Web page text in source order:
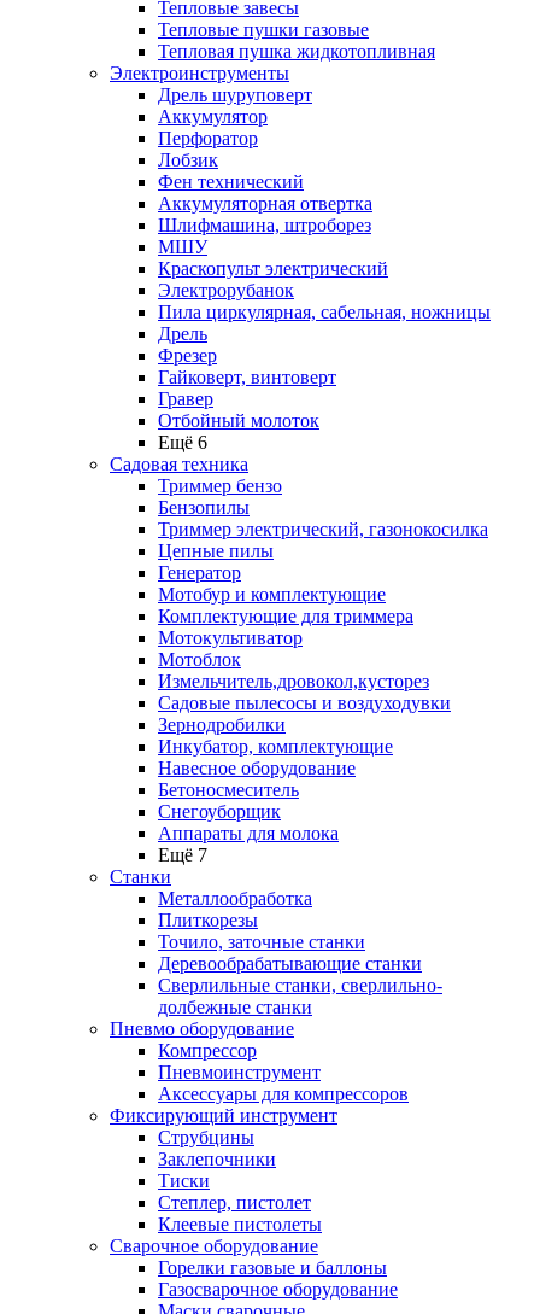
Тепловые завесы
Тепловые пушки газовые
Тепловая пушка жидкотопливная
Электроинструменты
Дрель шуруповерт
Аккумулятор
Перфоратор
Лобзик
Фен технический
Аккумуляторная отвертка
Шлифмашина, штроборез
МШУ
Краскопульт электрический
Электрорубанок
Пила циркулярная, сабельная, ножницы
Дрель
Фрезер
Гайковерт, винтоверт
Гравер
Отбойный молоток
Ещё 6
Садовая техника
Триммер бензо
Бензопилы
Триммер электрический, газонокосилка
Цепные пилы
Генератор
Мотобур и комплектующие
Комплектующие для триммера
Мотокультиватор
Мотоблок
Измельчитель,дровокол,кусторез
Садовые пылесосы и воздуходувки
Зернодробилки
Инкубатор, комплектующие
Навесное оборудование
Бетоносмеситель
Снегоуборщик
Аппараты для молока
Ещё 7
Станки
Металлообработка
Плиткорезы
Точило, заточные станки
Деревообрабатывающие станки
Сверлильные станки, сверлильно-
долбежные станки
Пневмо оборудование
Компрессор
Пневмоинструмент
Аксессуары для компрессоров
Фиксирующий инструмент
Струбцины
Заклепочники
Тиски
Степлер, пистолет
Клеевые пистолеты
Сварочное оборудование
Горелки газовые и баллоны
Газосварочное оборудование